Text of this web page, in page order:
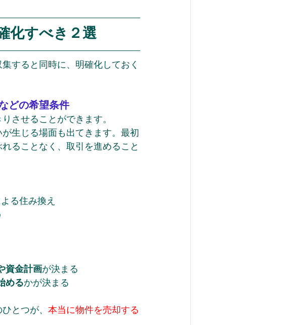
化すべき２選
すると同時に、明確化しておく
どの希望条件
させることができます。
生じる場面も出てきます。最初
ることなく、取引を進めること
る住み換え
資金計画が決まる
めるかが決まる
とつが、 本当に物件を売却する